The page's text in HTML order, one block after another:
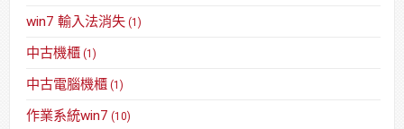
win7 輸入法消失 (1)
中古機櫃 (1)
中古電腦機櫃 (1)
作業系統win7 (10)